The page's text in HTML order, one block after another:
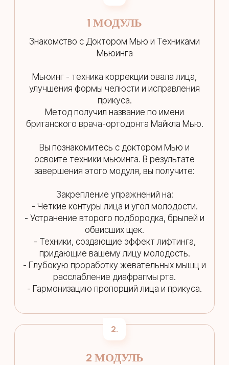
1 МОДУЛЬ
Знакомство с Доктором Мью и Техниками
Мьюинга
Мьюинг - техника коррекции овала лица,
улучшения формы челюсти и исправления
прикуса.
Метод получил название по имени
британского врача-ортодонта Майкла Мью.
Вы познакомитесь с доктором Мью и
освоите техники мьюинга. В результате
завершения этого модуля, вы получите:
Закрепление упражнений на:
- Четкие контуры лица и угол молодости.
- Устранение второго подбородка, брылей и
обвисших щек.
- Техники, создающие эффект лифтинга,
придающие вашему лицу молодость.
- Глубокую проработку жевательных мышц и
расслабление диафрагмы рта.
- Гармонизацию пропорций лица и прикуса.
2.
2 МОДУЛЬ